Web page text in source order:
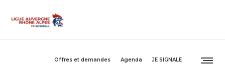
Offres et demandes Agenda JE SIGNALE